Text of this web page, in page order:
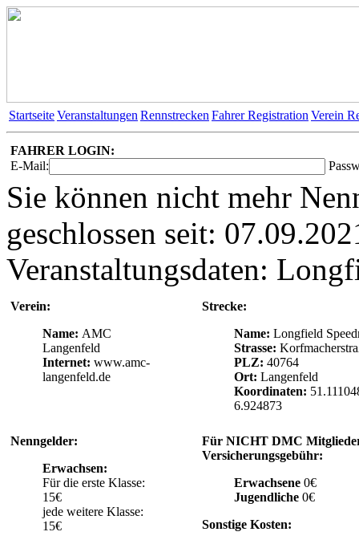
StartseiteVeranstaltungen Rennstrecken Fahrer Registration Verein
FAHRER LOGIN:
E-Mail:
Sie können nicht mehr
geschlossen seit:
Veranstaltungsdaten:
Verein:
Name: AMC
Langenfeld
Internet: www.amc-
langenfeld.de
Strecke:
Name: Longfield
Strasse:
PLZ: 40764
Ort: Langenfeld
Koordinaten:
6.924873
Nenngelder:
Erwachsen:
Für die erste Klasse:
15€
jede weitere Klasse:
15€
Für NICHT DMC
Versicherungsgebühr:
Erwachsene 0€
Jugendliche 0€
Sonstige Kosten: